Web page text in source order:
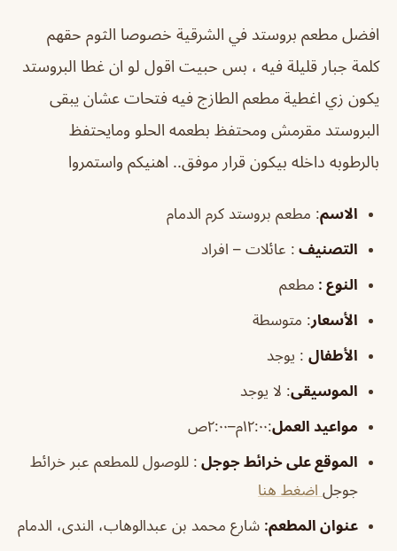
افضل مطعم بروستد في الشرقية خصوصا الثوم حقهم
كلمة جبار قليلة فيه ، بس حبيت اقول لو ان غطا البروستد
يكون زي اغطية مطعم الطازج فيه فتحات عشان يبقى
البروستد مقرمش ومحتفظ بطعمه الحلو ومايحتفظ
بالرطوبه داخله بيكون قرار موفق.. اهنيكم واستمروا
الاسم: مطعم بروستد كرم الدمام
التصنيف : عائلات – افراد
النوع : مطعم
الأسعار: متوسطة
الأطفال : يوجد
الموسيقى: لا يوجد
مواعيد العمل:١٢:٠٠م–٢:٠٠ص
الموقع على خرائط جوجل : للوصول للمطعم عبر خرائط
جوجل اضغط هنا
عنوان المطعم: شارع محمد بن عبدالوهاب، الندى، الدمام